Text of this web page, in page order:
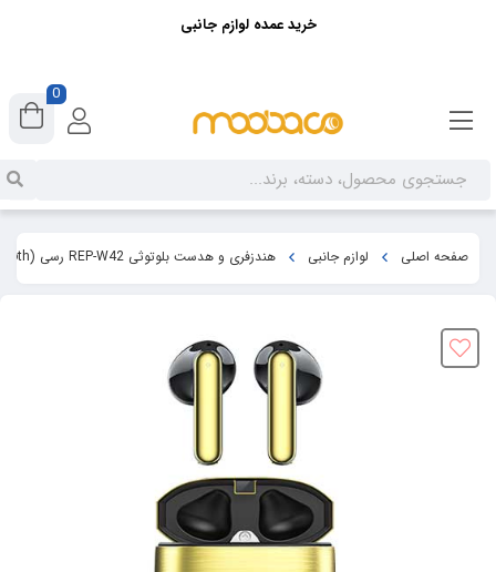
صفحه اصلی لوازم جانبی هندزفری و هدست بلوتوثی REP-W42 رسی (Recci W42 Bounty Hunter TWS wireless earphone Bluetooth)
خرید عمده لوازم جانبی
0